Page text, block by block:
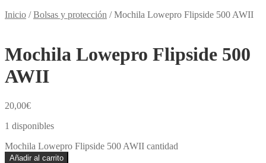
Inicio /Bolsas y protección /Mochila Lowepro Flipside 500 AWII
Mochila Lowepro Flipside 500
AWII
20,00€
1 disponibles
Mochila Lowepro Flipside 500 AWII cantidad
Añadir al carrito